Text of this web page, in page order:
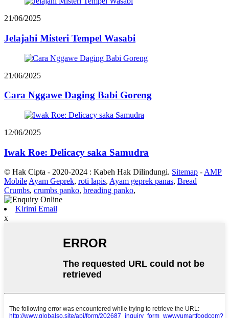
21/06/2025
Jelajahi Misteri Tempel Wasabi
21/06/2025
Cara Nggawe Daging Babi Goreng
12/06/2025
Iwak Roe: Delicacy saka Samudra
© Hak Cipta - 2020-2024 : Kabeh Hak Dilindungi. Sitemap -AMP
MobileAyam Geprek, roti lapis, Ayam geprek panas, Bread
Crumbs, crumbs panko, breading panko,
Kirimi Email
x